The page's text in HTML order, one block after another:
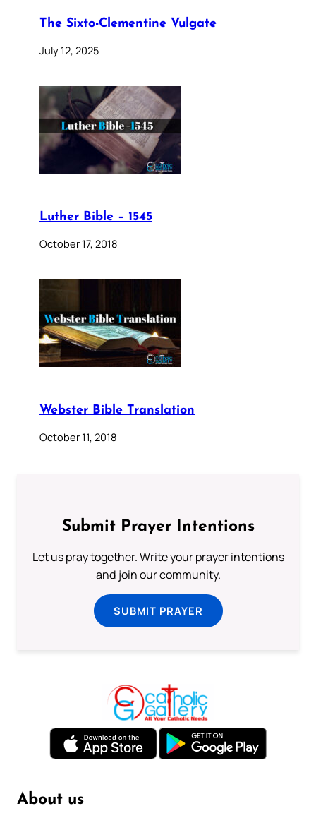
The Sixto-Clementine Vulgate
July 12, 2025
Luther Bible – 1545
October 17, 2018
Webster Bible Translation
October 11, 2018
Submit Prayer Intentions
Let us pray together. Write your prayer intentions
and join our community.
SUBMIT PRAYER
About us